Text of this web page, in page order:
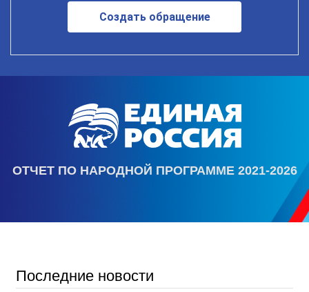
Создать обращение
ОТЧЕТ ПО НАРОДНОЙ ПРОГРАММЕ 2021-2026
Последние новости